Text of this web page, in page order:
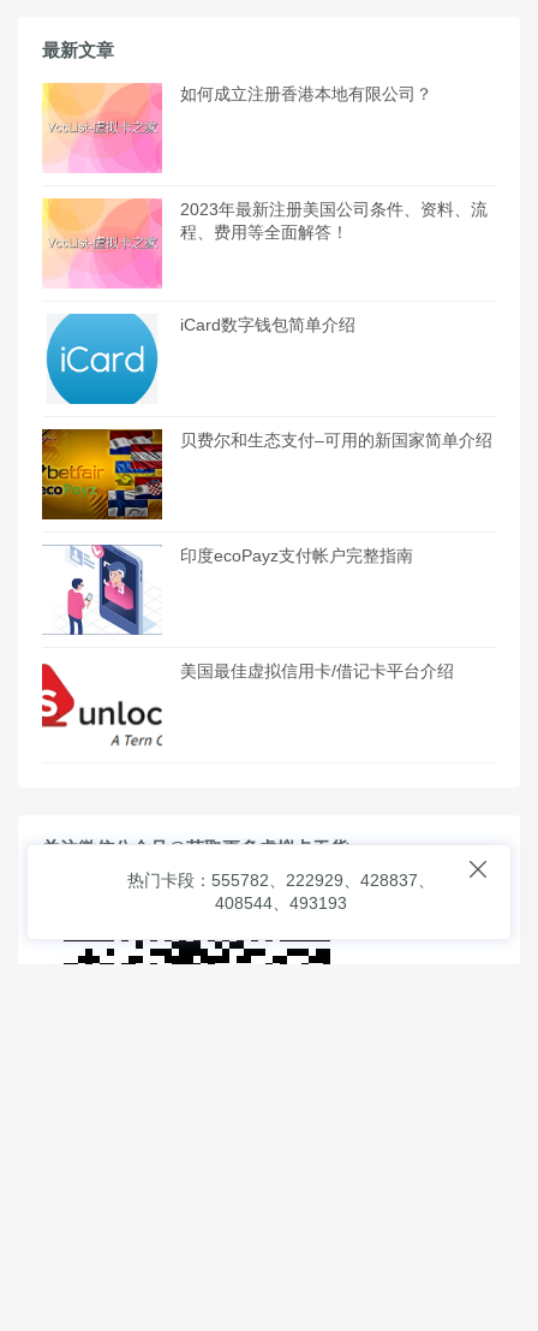
最新文章
如何成立注册香港本地有限公司？
2023年最新注册美国公司条件、资料、流
程、费用等全面解答！
iCard数字钱包简单介绍
贝费尔和生态支付–可用的新国家简单介绍
印度ecoPayz支付帐户完整指南
美国最佳虚拟信用卡/借记卡平台介绍
关注微信公众号@获取更多虚拟卡干货

热门卡段：555782、222929、428837、
408544、493193